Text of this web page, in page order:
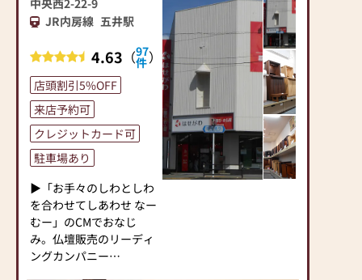
JR内房線 五井駅
4.63 （97
件）
店頭割引5%OFF
来店予約可
クレジットカード可
駐車場あり
▶「お手々のしわとしわ
を合わせてしあわせ なー
むー」のCMでおなじ
み。仏壇販売のリーディ
ングカンパニー